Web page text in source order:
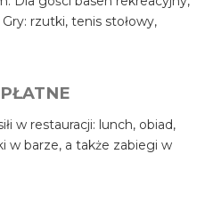
rzutki, tenis stołowy,
w restauracji: lunch, obiad,
w barze, a także zabiegi w